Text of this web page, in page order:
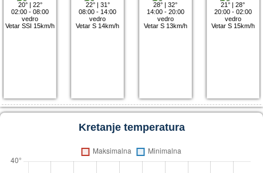
20°| 22°
02:00 - 08:00
vedro
Vetar SSI 15km/h
22°| 31°
08:00 - 14:00
vedro
Vetar S 14km/h
28° |32°
14:00 - 20:00
vedro
Vetar S 13km/h
21° |28°
20:00 - 02:00
vedro
Vetar S 15km/h
Kretanje temperatura